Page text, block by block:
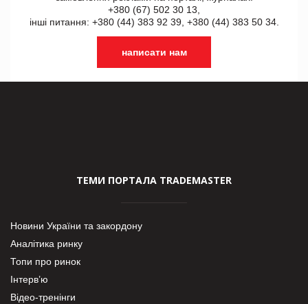
+380 (67) 502 30 13,
інші питання: +380 (44) 383 92 39, +380 (44) 383 50 34.
написати нам
ТЕМИ ПОРТАЛА TRADEMASTER
Новини України та закордону
Аналітика ринку
Топи про ринок
Інтерв’ю
Відео-тренінги